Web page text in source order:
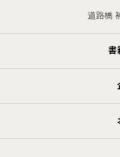
道路橋
書